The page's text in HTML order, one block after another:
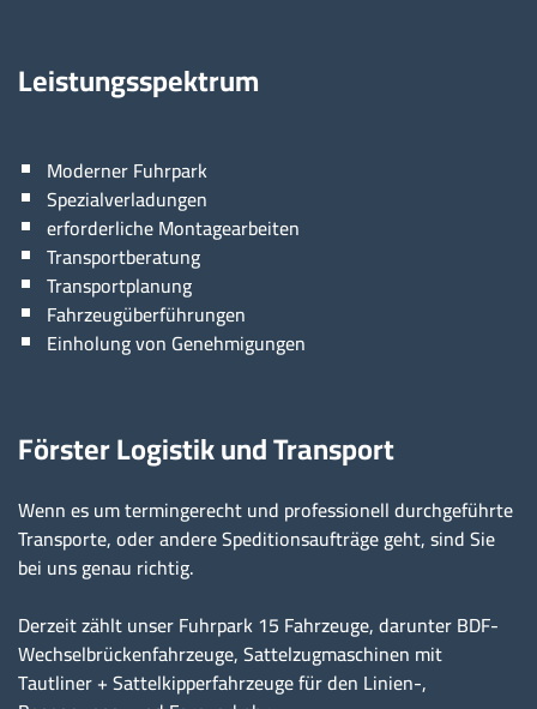
Leistungsspektrum
Moderner Fuhrpark
Spezialverladungen
erforderliche Montagearbeiten
Transportberatung
Transportplanung
Fahrzeugüberführungen
Einholung von Genehmigungen
Förster Logistik und Transport
Wenn es um termingerecht und professionell durchgeführte
Transporte, oder andere Speditionsaufträge geht, sind Sie
bei uns genau richtig.
Derzeit zählt unser Fuhrpark 15 Fahrzeuge, darunter BDF-
Wechselbrückenfahrzeuge, Sattelzugmaschinen mit
Tautliner + Sattelkipperfahrzeuge für den Linien-,